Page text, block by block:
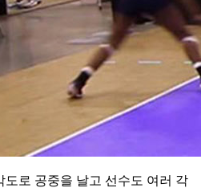
도로 공중을 날고 선수도 여러 각